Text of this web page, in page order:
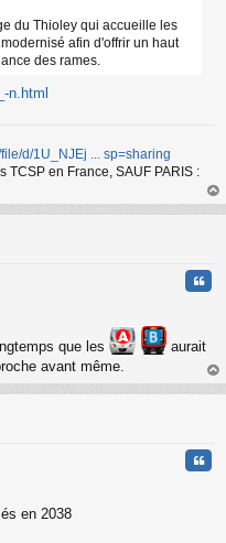
du Thioley qui accueille les
afin d'offrir un haut
des rames.
n.html
d/1U_NJEj ... sp=sharing
TCSP en France, SAUF PARIS :
au
que les
aurait
avant même.
au
en 2038